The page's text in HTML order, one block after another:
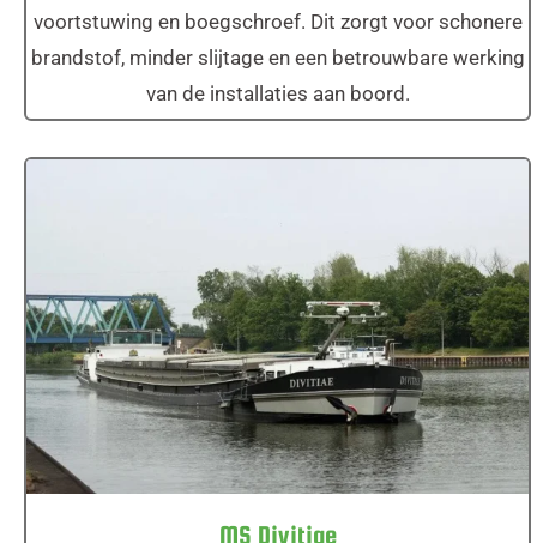
voortstuwing en boegschroef. Dit zorgt voor schonere
brandstof, minder slijtage en een betrouwbare werking
van de installaties aan boord.
MS Divitiae
MS Divitiae